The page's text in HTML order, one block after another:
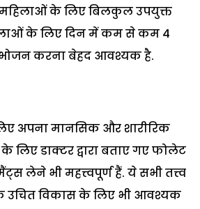
के लिए बिलकुल उपयुक्त
के लिए दिन में कम से कम 4
करना बेहद आवश्यक है.
अपना मानसिक और शारीरिक
लिए डाक्टर द्वारा बताए गए फोलेट
लेने भी महत्त्वपूर्ण हैं. ये सभी तत्त्व
उचित विकास के लिए भी आवश्यक